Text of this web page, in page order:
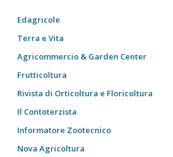
Edagricole
Terra e Vita
Agricommercio & Garden Center
Frutticoltura
Rivista di Orticoltura e Floricoltura
Il Contoterzista
Informatore Zootecnico
Nova Agricoltura